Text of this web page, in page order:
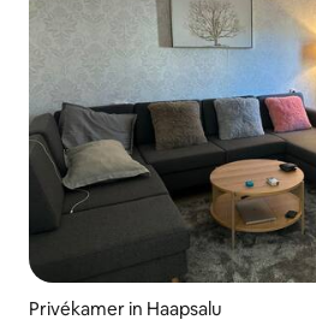
Privékamer in Haapsalu